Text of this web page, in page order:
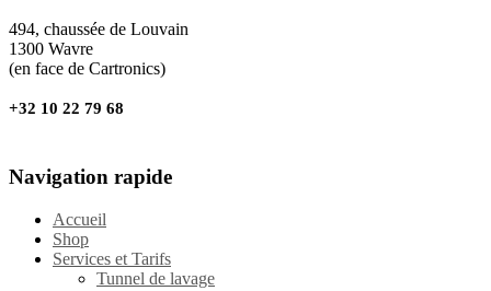
494, chaussée de Louvain
1300 Wavre
(en face de Cartronics)
+32 10 22 79 68
Navigation rapide
Accueil
Shop
Services et Tarifs
Tunnel de lavage